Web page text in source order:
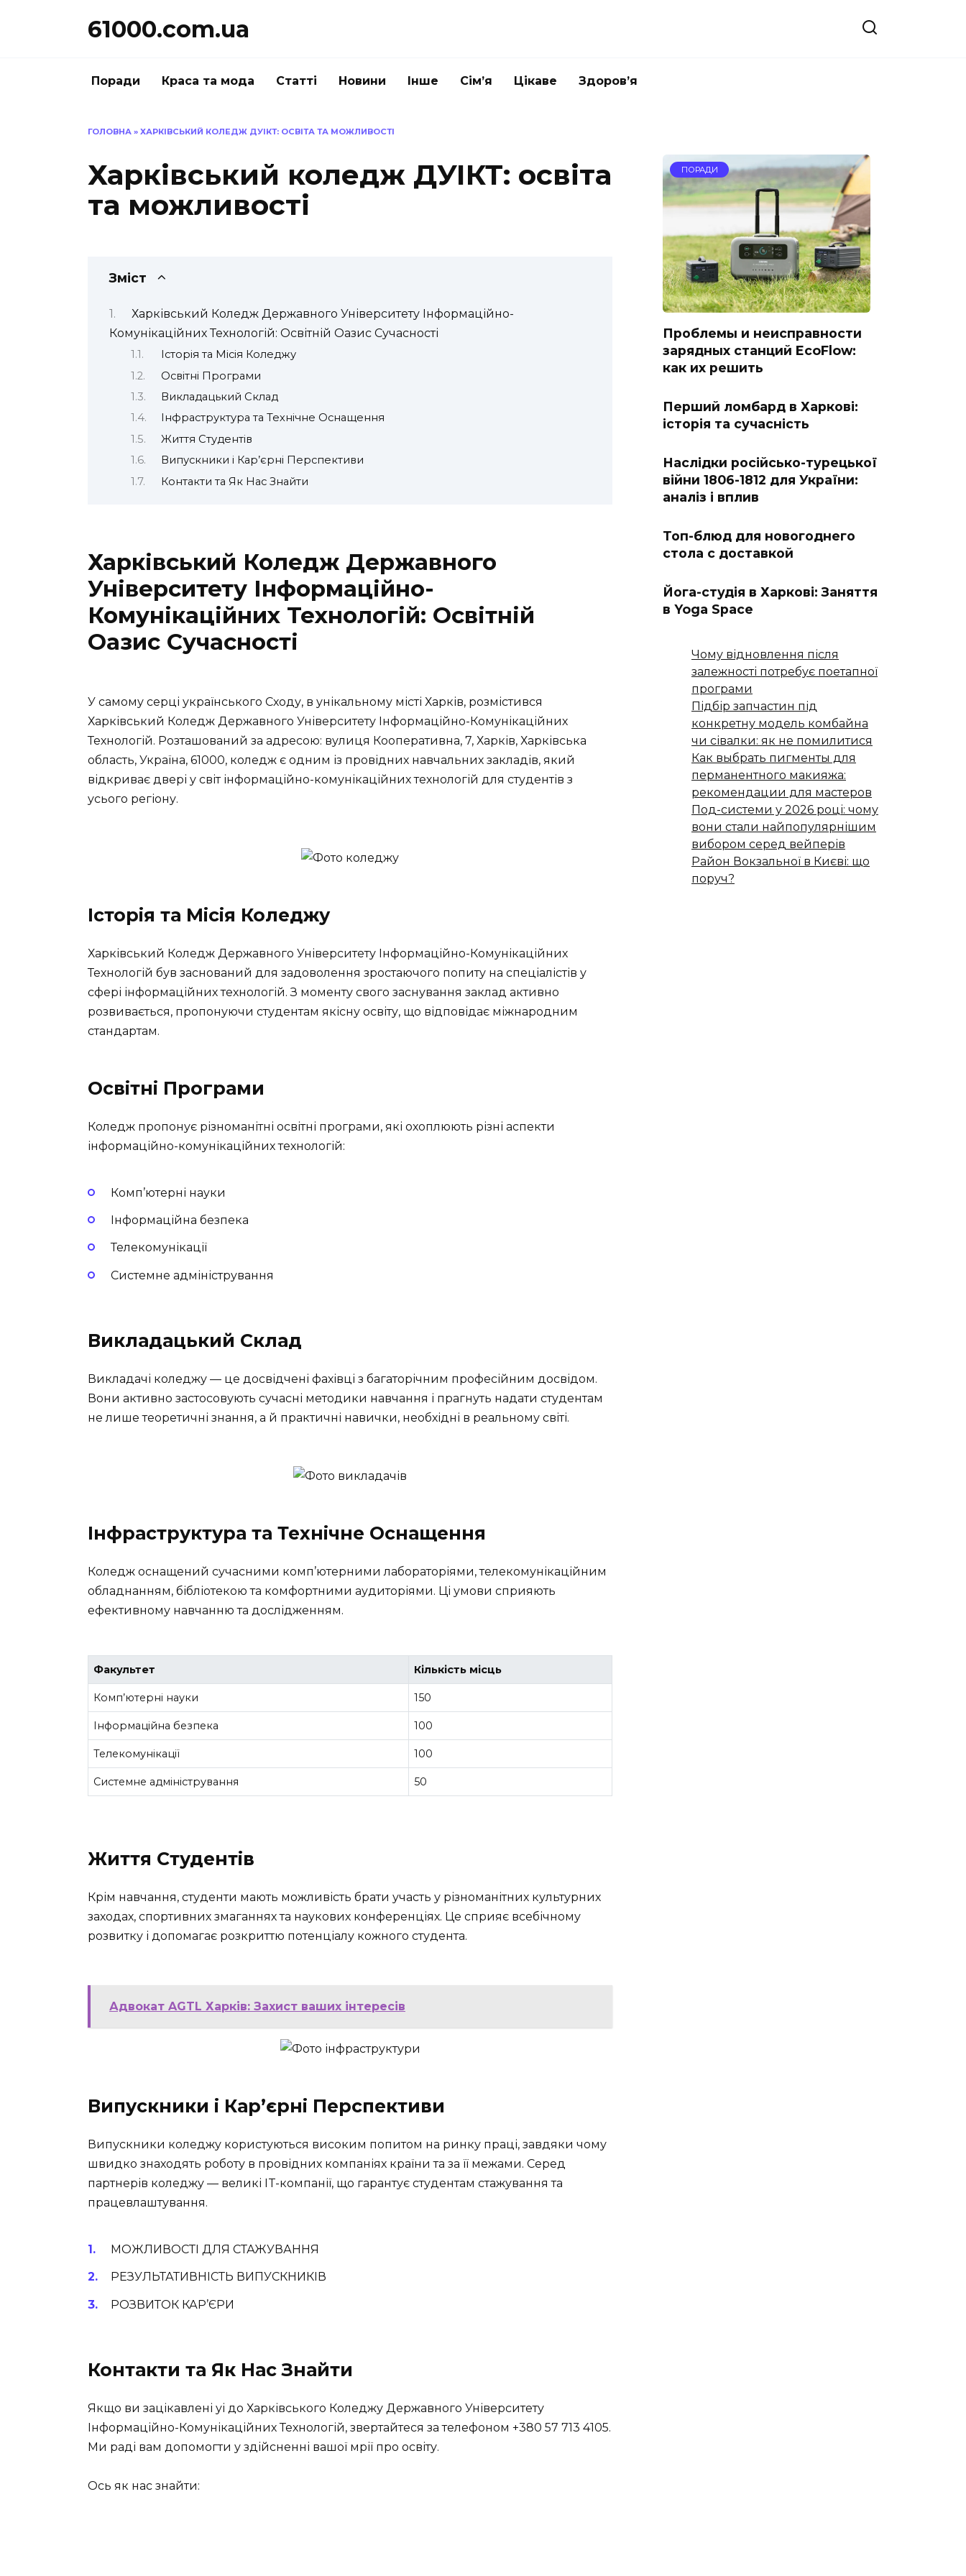
61000.com.ua
Поради Краса та мода Статті Новини Інше Сім’я Цікаве Здоров’я
ГОЛОВНА » ХАРКІВСЬКИЙ КОЛЕДЖ ДУІКТ: ОСВІТА ТА МОЖЛИВОСТІ
Харківський коледж ДУІКТ: освіта
та можливості
Зміст
Харківський Коледж Державного Університету Інформаційно-
Комунікаційних Технологій: Освітній Оазис Сучасності
Історія та Місія Коледжу
Освітні Програми
Викладацький Склад
Інфраструктура та Технічне Оснащення
Життя Студентів
Випускники і Кар’єрні Перспективи
Контакти та Як Нас Знайти
Харківський Коледж Державного
Університету Інформаційно-
Комунікаційних Технологій: Освітній
Оазис Сучасності
У самому серці українського Сходу, в унікальному місті Харків, розмістився
Харківський Коледж Державного Університету Інформаційно-Комунікаційних
Технологій. Розташований за адресою: вулиця Кооперативна, 7, Харків, Харківська
область, Україна, 61000, коледж є одним із провідних навчальних закладів, який
відкриває двері у світ інформаційно-комунікаційних технологій для студентів з
усього регіону.
Історія та Місія Коледжу
Харківський Коледж Державного Університету Інформаційно-Комунікаційних
Технологій був заснований для задоволення зростаючого попиту на спеціалістів у
сфері інформаційних технологій. З моменту свого заснування заклад активно
розвивається, пропонуючи студентам якісну освіту, що відповідає міжнародним
стандартам.
Освітні Програми
Коледж пропонує різноманітні освітні програми, які охоплюють різні аспекти
інформаційно-комунікаційних технологій:
Комп’ютерні науки
Інформаційна безпека
Телекомунікації
Системне адміністрування
Викладацький Склад
Викладачі коледжу — це досвідчені фахівці з багаторічним професійним досвідом.
Вони активно застосовують сучасні методики навчання і прагнуть надати студентам
не лише теоретичні знання, а й практичні навички, необхідні в реальному світі.
Інфраструктура та Технічне Оснащення
Коледж оснащений сучасними комп’ютерними лабораторіями, телекомунікаційним
обладнанням, бібліотекою та комфортними аудиторіями. Ці умови сприяють
ефективному навчанню та дослідженням.
Факультет Кількість місць
Комп’ютерні науки 150
Інформаційна безпека 100
Телекомунікації 100
Системне адміністрування 50
Життя Студентів
Крім навчання, студенти мають можливість брати участь у різноманітних культурних
заходах, спортивних змаганнях та наукових конференціях. Це сприяє всебічному
розвитку і допомагає розкриттю потенціалу кожного студента.
Адвокат AGTL Харків: Захист ваших інтересів
Випускники і Кар’єрні Перспективи
Випускники коледжу користуються високим попитом на ринку праці, завдяки чому
швидко знаходять роботу в провідних компаніях країни та за її межами. Серед
партнерів коледжу — великі IT-компанії, що гарантує студентам стажування та
працевлаштування.
МОЖЛИВОСТІ ДЛЯ СТАЖУВАННЯ
РЕЗУЛЬТАТИВНІСТЬ ВИПУСКНИКІВ
РОЗВИТОК КАР’ЄРИ
Контакти та Як Нас Знайти
Якщо ви зацікавлені уі до Харківського Коледжу Державного Університету
Інформаційно-Комунікаційних Технологій, звертайтеся за телефоном +380 57 713 4105.
Ми раді вам допомогти у здійсненні вашої мрії про освіту.
Ось як нас знайти:
ПОРАДИ
Проблемы и неисправности
зарядных станций EcoFlow:
как их решить
Перший ломбард в Харкові:
історія та сучасність
Наслідки російсько-турецької
війни 1806-1812 для України:
аналіз і вплив
Топ-блюд для новогоднего
стола с доставкой
Йога-студія в Харкові: Заняття
в Yoga Space
Чому відновлення після
залежності потребує поетапної
програми
Підбір запчастин під
конкретну модель комбайна
чи сівалки: як не помилитися
Как выбрать пигменты для
перманентного макияжа:
рекомендации для мастеров
Под-системи у 2026 році: чому
вони стали найпопулярнішим
вибором серед вейперів
Район Вокзальної в Києві: що
поруч?